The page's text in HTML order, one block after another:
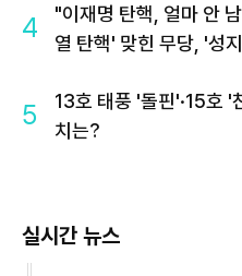
4
"이재명 탄핵, 얼마 안
열 탄핵' 맞힌 무당, '성
5
13호 태풍 '돌핀'·15호 '
치는?
실시간 뉴스